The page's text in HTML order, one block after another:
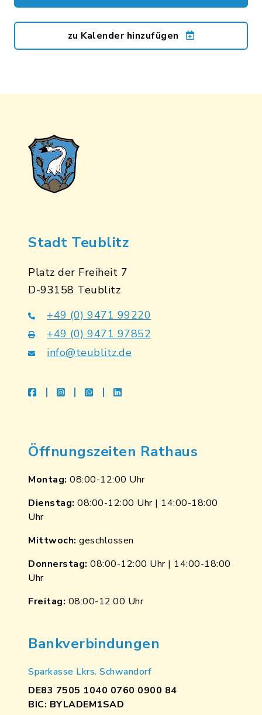
zu Kalender hinzufügen
Stadt Teublitz
Platz der Freiheit 7
D-93158 Teublitz
+49 (0) 9471 99220
+49 (0) 9471 97852
info@teublitz.de
facebookinstagramwhatsapplinkedin
Öffnungszeiten Rathaus
Montag: 08:00-12:00 Uhr
Dienstag: 08:00-12:00 Uhr | 14:00-18:00
Uhr
Mittwoch: geschlossen
Donnerstag: 08:00-12:00 Uhr | 14:00-18:00
Uhr
Freitag: 08:00-12:00 Uhr
Bankverbindungen
Sparkasse Lkrs. Schwandorf
DE83 7505 1040 0760 0900 84
BIC: BYLADEM1SAD